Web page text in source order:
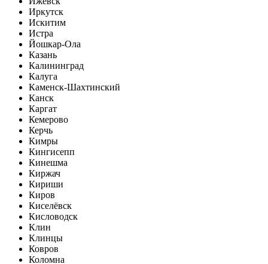
Иркутск
Искитим
Истра
Йошкар-Ола
Казань
Калининград
Калуга
Каменск-Шахтинский
Канск
Каргат
Кемерово
Керчь
Кимры
Кингисепп
Кинешма
Киржач
Кириши
Киров
Киселёвск
Кисловодск
Клин
Клинцы
Ковров
Коломна